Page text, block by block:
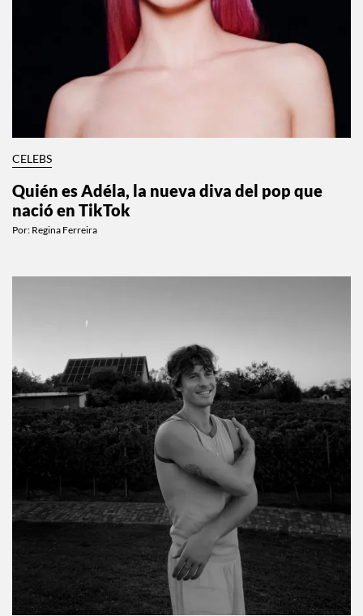
CELEBS
Quién es Adéla, la nueva diva del pop que
nació en TikTok
Por: Regina Ferreira